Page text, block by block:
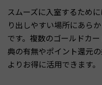
スムーズに入室するため
り出しやすい場所にあら
です。複数のゴールドカ
典の有無やポイント還元
よりお得に活用できます。